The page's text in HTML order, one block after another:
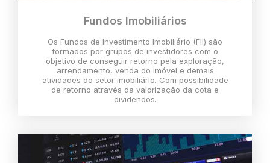
Fundos Imobiliários
Os Fundos de Investimento Imobiliário (FII) são
formados por grupos de investidores com o
objetivo de conseguir retorno pela exploração,
arrendamento, venda do imóvel e demais
atividades do setor imobiliário. Com possibilidade
de retorno através da valorização da cota e
dividendos.